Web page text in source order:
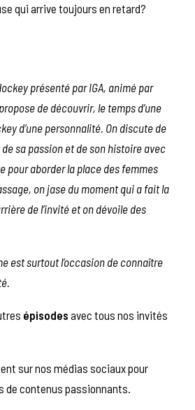
qui arrive toujours en retard?
présenté parIGA, animé par
de découvrir, le temps d’une
d’une personnalité. On discute de
sa passion et de son histoire avec
pour aborder la place des femmes
on jase du moment qui a fait la
de l’invité et on dévoile des
est surtout l’occasion de connaître
épisodes avec tous nos invités
sur nos médias sociaux pour
de contenus passionnants.